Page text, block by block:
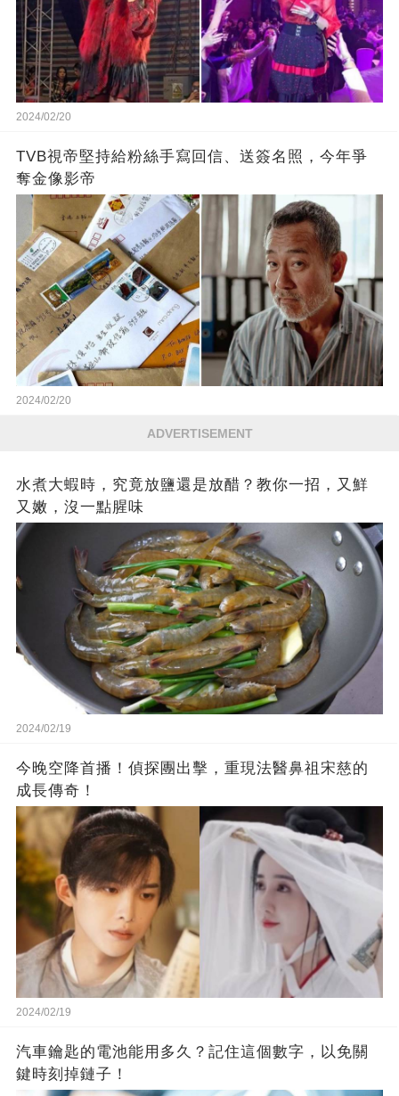
2024/02/20
TVB視帝堅持給粉絲手寫回信、送簽名照，今年爭
奪金像影帝
2024/02/20
ADVERTISEMENT
水煮大蝦時，究竟放鹽還是放醋？教你一招，又鮮
又嫩，沒一點腥味
2024/02/19
今晚空降首播！偵探團出擊，重現法醫鼻祖宋慈的
成長傳奇！
2024/02/19
汽車鑰匙的電池能用多久？記住這個數字，以免關
鍵時刻掉鏈子！